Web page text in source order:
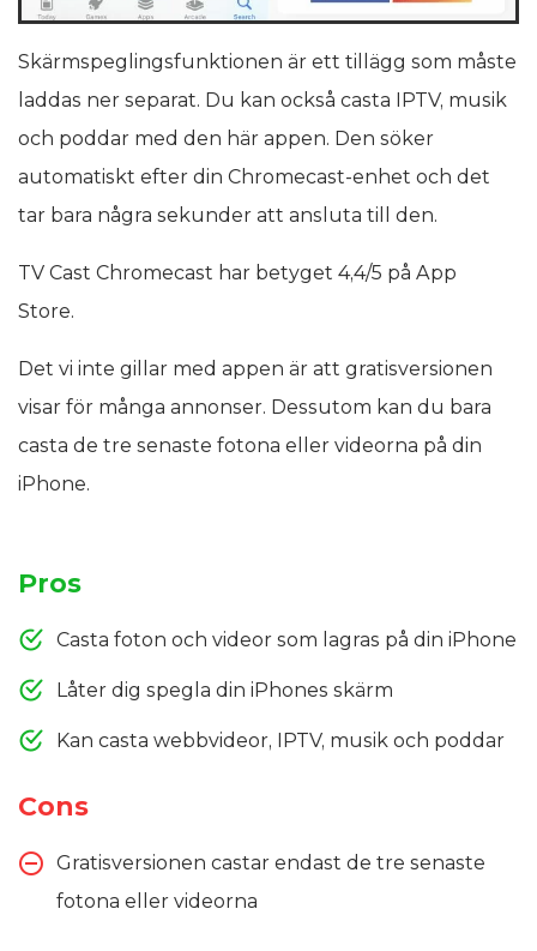
Skärmspeglingsfunktionen är ett tillägg som måste
laddas ner separat. Du kan också casta IPTV, musik
och poddar med den här appen. Den söker
automatiskt efter din Chromecast-enhet och det
tar bara några sekunder att ansluta till den.
TV Cast Chromecast har betyget 4,4/5 på App
Store.
Det vi inte gillar med appen är att gratisversionen
visar för många annonser. Dessutom kan du bara
casta de tre senaste fotona eller videorna på din
iPhone.
Pros
Casta foton och videor som lagras på din iPhone
Låter dig spegla din iPhones skärm
Kan casta webbvideor, IPTV, musik och poddar
Cons
Gratisversionen castar endast de tre senaste
fotona eller videorna